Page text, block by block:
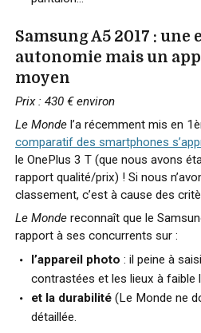
Samsung A5 2017 :
autonomie mais un
moyen
Prix : 430 € environ
Le Mondel’a récemment mis en
comparatif des smartphones
le OnePlus 3 T (que nous avons
rapport qualité/prix) ! Si nous
classement, c’est à cause des
Le Mondereconnaît que le
rapport à ses concurrents sur :
l’appareil photo : il peine à
contrastées et les lieux à faible
et la durabilité (Le Monde ne
détaillée.